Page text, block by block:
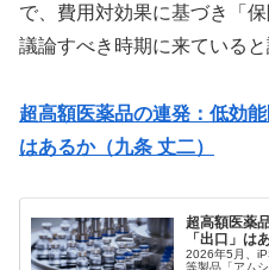
で、費用対効果に基づき「
議論すべき時期に来ていると
超高額医薬品の連発：低効
はあるか（九条 丈二）
超高額医薬
「出口」は
2026年5月、
等製品「アム